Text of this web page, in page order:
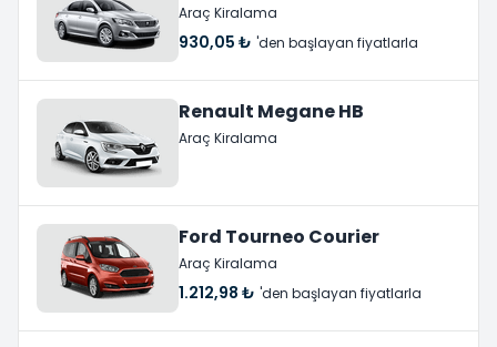
Araç Kiralama
930,05 ₺ 'den başlayan fiyatlarla
Renault Megane HB
Araç Kiralama
Ford Tourneo Courier
Araç Kiralama
1.212,98 ₺ 'den başlayan fiyatlarla